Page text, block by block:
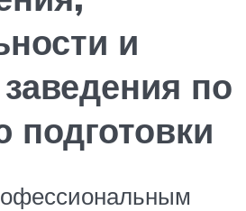
и
по